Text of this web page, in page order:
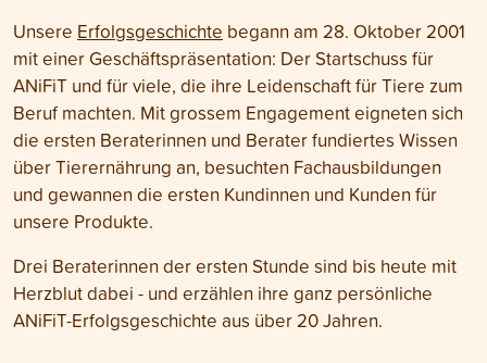
Unsere Erfolgsgeschichte begann am 28. Oktober 2001
mit einer Geschäftspräsentation: Der Startschuss für
ANiFiT und für viele, die ihre Leidenschaft für Tiere zum
Beruf machten. Mit grossem Engagement eigneten sich
die ersten Beraterinnen und Berater fundiertes Wissen
über Tierernährung an, besuchten Fachausbildungen
und gewannen die ersten Kundinnen und Kunden für
unsere Produkte.
Drei Beraterinnen der ersten Stunde sind bis heute mit
Herzblut dabei - und erzählen ihre ganz persönliche
ANiFiT-Erfolgsgeschichte aus über 20 Jahren.